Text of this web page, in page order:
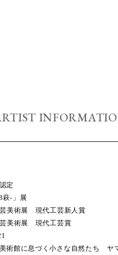
定
萩-」展
美術展 現代工芸新人賞
美術展 現代工芸賞
術館に息づく小さな自然たち ヤ